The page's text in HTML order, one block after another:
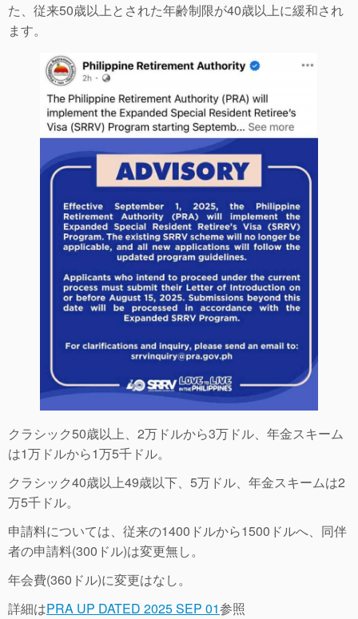
た、従来50歳以上とされた年齢制限が40歳以上に緩和され
ます。
クラシック50歳以上、2万ドルから3万ドル、年金スキーム
は1万ドルから1万5千ドル。
クラシック40歳以上49歳以下、5万ドル、年金スキームは2
万5千ドル。
申請料については、従来の1400ドルから1500ドルへ、同伴
者の申請料(300ドル)は変更無し。
年会費(360ドル)に変更はなし。
詳細はPRA UP DATED 2025 SEP 01参照